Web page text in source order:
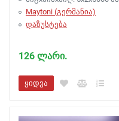
Maytoni (გერმანია)
დაზუსტება
126 ლარი.
ყიდვა